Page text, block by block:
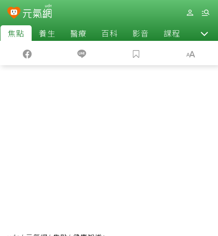
焦點 養生 醫療 百科 影音 課程 退休